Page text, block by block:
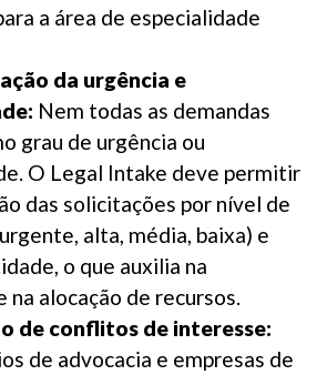
a área de especialidade
da urgência e
Nem todas as demandas
grau de urgência ou
O Legal Intake deve permitir
das solicitações por nível de
alta, média, baixa) e
o que auxilia na
na alocação de recursos.
de conflitos de interesse:
de advocacia e empresas de